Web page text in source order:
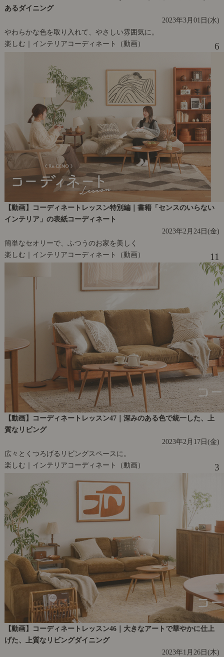
あるダイニング
2023年3月01日(水)
やわらかな色を取り入れて、やさしい雰囲気に。
楽しむ｜インテリアコーディネート（動画）
6
【動画】コーディネートレッスン特別編｜書籍「センスのいらない
インテリア」の表紙コーディネート
2023年2月24日(金)
簡単なセオリーで、ふつうのお家を美しく
楽しむ｜インテリアコーディネート（動画）
11
【動画】コーディネートレッスン47｜深みのある色で統一した、上
質なリビング
2023年2月17日(金)
広々とくつろげるリビングスペースに。
楽しむ｜インテリアコーディネート（動画）
3
【動画】コーディネートレッスン46｜大きなアートで華やかに仕上
げた、上質なリビングダイニング
2023年1月26日(木)